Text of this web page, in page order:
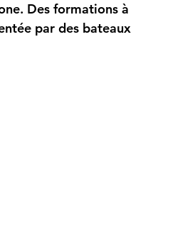
Des formations à
par des bateaux